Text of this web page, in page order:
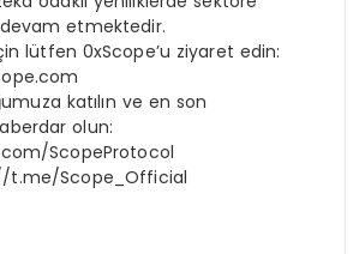
etmektedir.
lütfen 0xScope’u ziyaret edin:
katılın ve en son
olun:
ScopeProtocol
t.me/Scope_Official